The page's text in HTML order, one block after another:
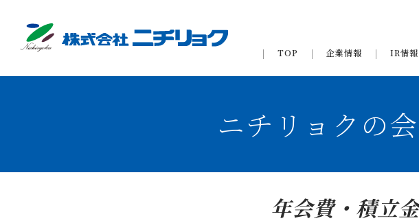
TOP 企業情報 IR情報
ニチリョクの
年会費・積立金